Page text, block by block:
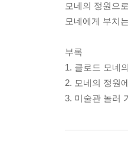
모네의 정원으
모네에게 부치
부록
1. 클로드 모네
2. 모네의 정원
3. 미술관 놀러